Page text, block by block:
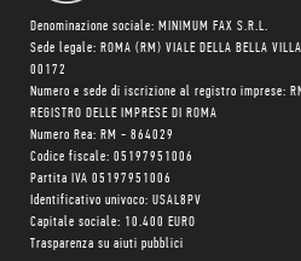
Denominazione sociale: MINIMUM FAX S.R.L.
Sede legale: ROMA (RM) VIALE DELLA BELLA
00172
Numero e sede di iscrizione al registro imprese:
REGISTRO DELLE IMPRESE DI ROMA
Numero Rea: RM - 864029
Codice fiscale: 05197951006
Partita IVA 05197951006
Identificativo univoco: USAL8PV
Capitale sociale: 10.400 EURO
Trasparenza su aiuti pubblici